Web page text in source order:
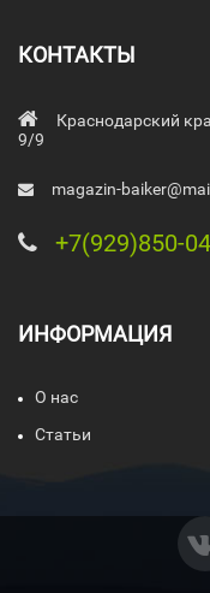
КОНТАКТЫ
Краснодарский
9/9
magazin-
+7(929)850-
ИНФОРМАЦИЯ
О нас
Статьи